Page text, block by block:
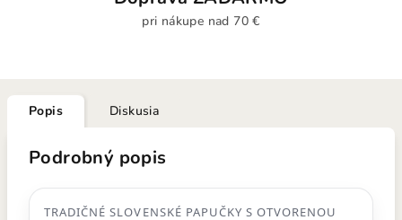
pri nákupe nad 70 €
Popis Diskusia
Podrobný popis
TRADIČNÉ SLOVENSKÉ PAPUČKY S OTVORENOU